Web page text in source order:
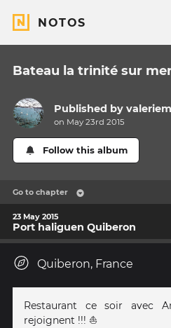
NOTOS
Bateau la trinité sur
Published by
on May 23rd 2015
Follow this album
Go to chapter
23 May 2015
Port haliguen Quiberon
Quiberon, France
Restaurant ce soir avec
rejoignent !!! ⛵